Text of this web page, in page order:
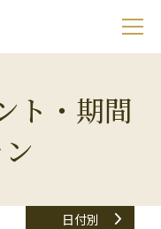
ト・期間
日付別